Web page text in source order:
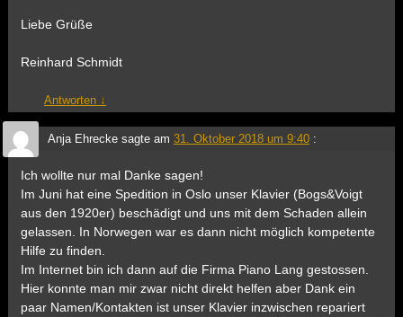
Liebe Grüße
Reinhard Schmidt
Antworten ↓
Anja Ehreckesagte am 31. Oktober 2018 um 9:40 :
Ich wollte nur mal Danke sagen!
Im Juni hat eine Spedition in Oslo unser Klavier (Bogs&Voigt
aus den 1920er) beschädigt und uns mit dem Schaden allein
gelassen. In Norwegen war es dann nicht möglich kompetente
Hilfe zu finden.
Im Internet bin ich dann auf die Firma Piano Lang gestossen.
Hier konnte man mir zwar nicht direkt helfen aber Dank ein
paar Namen/Kontakten ist unser Klavier inzwischen repariert